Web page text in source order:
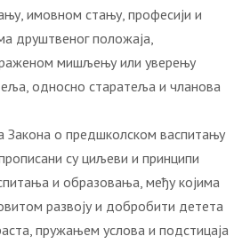
имовном стању, професији и
друштвеног положаја,
мишљењу или уверењу
односно старатеља и чланова
о предшколском васпитању
су циљеви и принципи
и образовања, међу којима
развоју и добробити детета
пружањем услова и подстицаја